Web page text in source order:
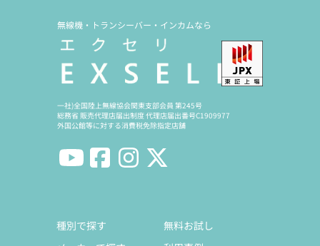
無線機・トランシーバー・インカムなら
一社)全国陸上無線協会関東支部会員 第245号
総務省 販売代理店届出制度 代理店届出番号C1909977
外国公館等に対する消費税免除指定店舗
種別で探す
無料お試し